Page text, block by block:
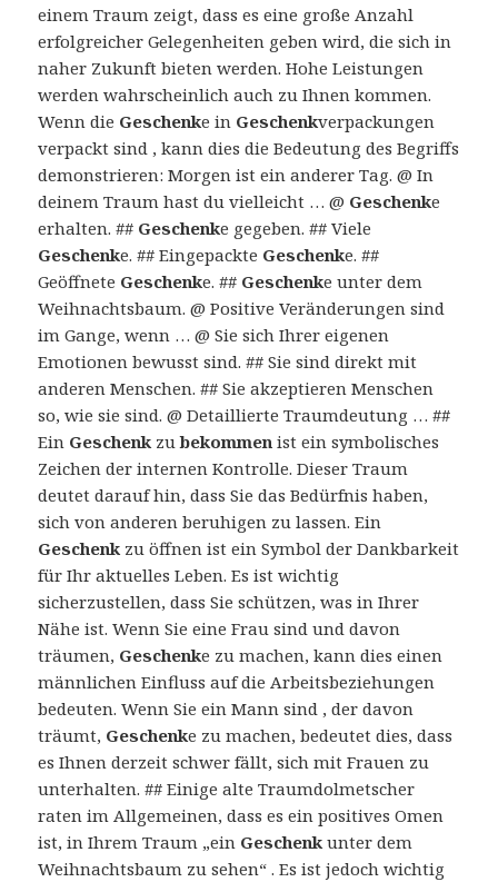
einem Traum zeigt, dass es eine große Anzahl
erfolgreicher Gelegenheiten geben wird, die sich in
naher Zukunft bieten werden. Hohe Leistungen
werden wahrscheinlich auch zu Ihnen kommen.
Wenn die Geschenke in Geschenkverpackungen
verpackt sind , kann dies die Bedeutung des Begriffs
demonstrieren: Morgen ist ein anderer Tag. @ In
deinem Traum hast du vielleicht … @ Geschenke
erhalten. ## Geschenke gegeben. ## Viele
Geschenke. ## Eingepackte Geschenke. ##
Geöffnete Geschenke. ## Geschenke unter dem
Weihnachtsbaum. @ Positive Veränderungen sind
im Gange, wenn … @ Sie sich Ihrer eigenen
Emotionen bewusst sind. ## Sie sind direkt mit
anderen Menschen. ## Sie akzeptieren Menschen
so, wie sie sind. @ Detaillierte Traumdeutung … ##
Ein Geschenk zubekommen ist ein symbolisches
Zeichen der internen Kontrolle. Dieser Traum
deutet darauf hin, dass Sie das Bedürfnis haben,
sich von anderen beruhigen zu lassen. Ein
Geschenk zu öffnen ist ein Symbol der Dankbarkeit
für Ihr aktuelles Leben. Es ist wichtig
sicherzustellen, dass Sie schützen, was in Ihrer
Nähe ist. Wenn Sie eine Frau sind und davon
träumen, Geschenke zu machen, kann dies einen
männlichen Einfluss auf die Arbeitsbeziehungen
bedeuten. Wenn Sie ein Mann sind , der davon
träumt, Geschenke zu machen, bedeutet dies, dass
es Ihnen derzeit schwer fällt, sich mit Frauen zu
unterhalten. ## Einige alte Traumdolmetscher
raten im Allgemeinen, dass es ein positives Omen
ist, in Ihrem Traum „ein Geschenk unter dem
Weihnachtsbaum zu sehen“ . Es ist jedoch wichtig